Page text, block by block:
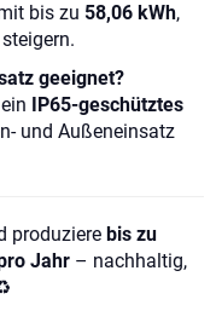
bis zu 58,06 kWh,
geeignet?
IP65-geschütztes
und Außeneinsatz
produziere bis zu
Jahr – nachhaltig,